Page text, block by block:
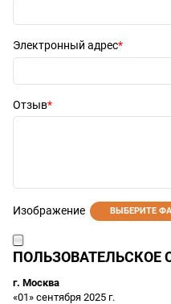
Электронный адрес
Отзыв
Изображение ВЫБЕРИТЕ
ПОЛЬЗОВАТЕЛЬСКОЕ
г. Москва
«01» сентября 2025 г.